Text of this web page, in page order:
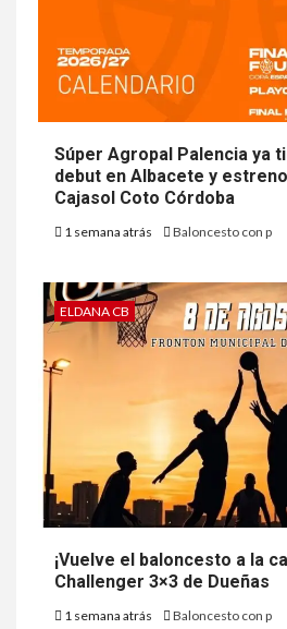
Súper Agropal Palencia ya
debut en Albacete y
Cajasol Coto Córdoba
1 semana atrás Baloncesto con p
ELDANA CB
¡Vuelve el baloncesto a la
Challenger 3×3 de Dueñas
1 semana atrás Baloncesto con p